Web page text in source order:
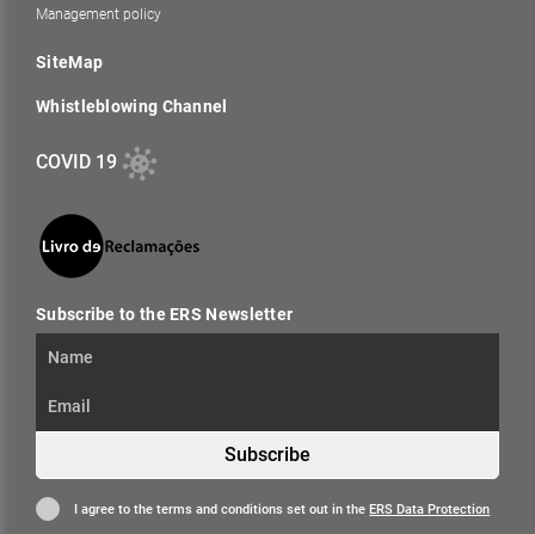
Management policy
SiteMap
Whistleblowing Channel
COVID 19
Subscribe to the ERS Newsletter
Subscribe
I agree to the terms and conditions set out in theERS Data Protection